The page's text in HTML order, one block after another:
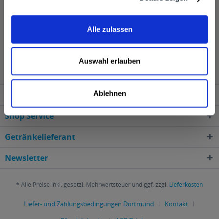
Alle zulassen
Auswahl erlauben
Ablehnen
Tiger Beer wird in den folgenden Regionen, Städten,
Orten und Postleitzahl-Gebieten geliefert
Shop Service
Getränkelieferant
Newsletter
* Alle Preise inkl. gesetzl. Mehrwertsteuer und ggf. zzgl. Lieferkosten
Liefer- und Zahlungsbedingungen Dortmund
Kontakt